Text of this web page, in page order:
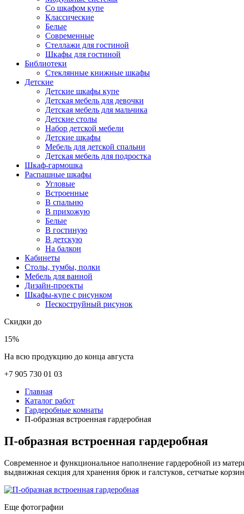
Со шкафом купе
Классические
Белые
Современные
Стеллажи для гостиной
Шкафы для гостиной
Библиотеки
Стеклянные книжные шкафы
Детские
Детские шкафы купе
Детская мебель для девочки
Детская мебель для мальчика
Детские столы
Набор детской мебели
Детские шкафы
Мебель для детской спальни
Детская мебель для подростка
Шкаф-гармошка
Распашные шкафы
Угловые
Встроенные
В спальню
В прихожую
Белые
В гостиную
В детскую
На балкон
Кабинеты
Столы, тумбы, полки
Мебель для ванной
Дизайн-проекты
Шкафы-купе с рисунком
Пескоструйный рисунок
Скидки до
15%
На всю продукцию до конца августа
+7 905 730 01 03
Главная
Каталог работ
Гардеробные комнаты
П-образная встроенная гардеробная
П-образная встроенная гардеробная
Современное и функциональное наполнение гардеробной из
выдвижная секция для хранения брюк и галстуков, сетчатые
Еще фотографии